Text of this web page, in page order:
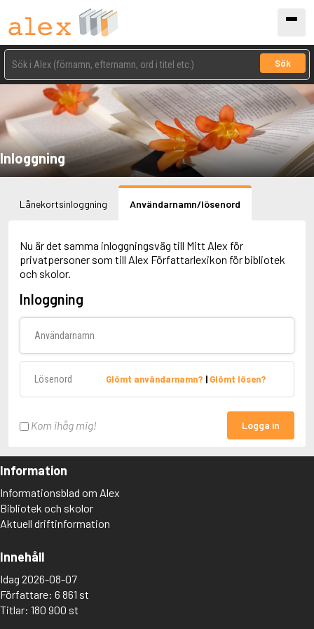
Sök
Inloggning
Lånekortsinloggning Användarnamn/lösenord
Nu är det samma inloggningsväg till Mitt Alex för
privatpersoner som till Alex Författarlexikon för bibliotek
och skolor.
Inloggning
Glömt användarnamn? | Glömt lösen?
Kom ihåg mig! Logga in
Information
Informationsblad om Alex
Bibliotek och skolor
Aktuell driftinformation
Innehåll
Idag 2026-08-07
Författare: 6 861 st
Titlar: 180 900 st